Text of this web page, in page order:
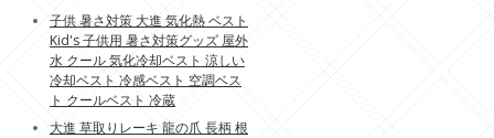
子供 暑さ対策 大進 気化熱 ベスト
Kid's 子供用 暑さ対策グッズ 屋外
水 クール 気化冷却ベスト 涼しい
冷却ベスト 冷感ベスト 空調ベス
ト クールベスト 冷蔵
大進 草取りレーキ 龍の爪 長柄 根